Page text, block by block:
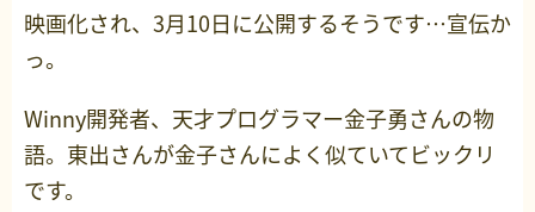
映画化され、3月10日に公開するそうです…宣伝か
っ。
Winny開発者、天才プログラマー金子勇さんの物
語。東出さんが金子さんによく似ていてビックリ
です。